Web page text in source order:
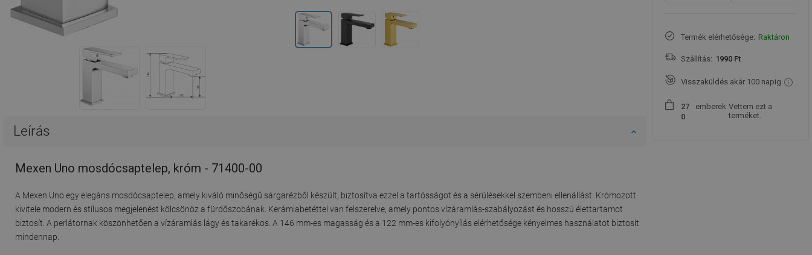
Leírás
Mexen Uno mosdócsaptelep, króm - 71400-00
A Mexen Uno egy elegáns mosdócsaptelep, amely kiváló minőségű sárgarézből készült, biztosítva ezzel a tartósságot és a sérülésekkel szembeni ellenállást. Krómozott
kivitele modern és stílusos megjelenést kölcsönöz a fürdőszobának. Kerámiabetéttel van felszerelve, amely pontos vízáramlás-szabályozást és hosszú élettartamot
biztosít. A perlátornak köszönhetően a vízáramlás lágy és takarékos. A 146 mm-es magasság és a 122 mm-es kifolyónyílás elérhetősége kényelmes használatot biztosít
mindennap.
Termék elérhetősége: Raktáron
Szállítás: 1990 Ft
Visszaküldés akár 100 napig
27
0
emberek Vettem ezt a
terméket.